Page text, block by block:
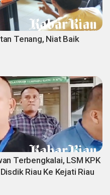
Tenang, Niat Baik
Terbengkalai, LSM KPK
Riau Ke Kejati Riau